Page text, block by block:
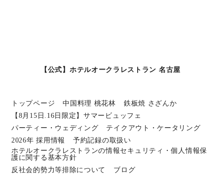
【公式】ホテルオークラレストラン 名古屋
トップページ 中国料理 桃花林
鉄板焼 さざんか
【8月15日.16日限定】サマービュッフェ
パーティー・ウェディング
テイクアウト・ケータリング
2026年 採用情報
予約記録の取扱い
ホテルオークラレストランの情報セキュリティ・個人情報保
護に関する基本方針
反社会的勢力等排除について
ブログ